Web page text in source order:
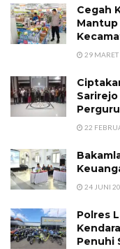
Cegah
29 MARET
22
24 JUNI
Polres
Penuhi